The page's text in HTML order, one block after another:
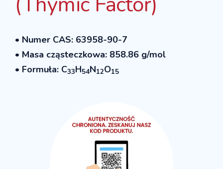
• Numer CAS: 63958-90-7
• Masa cząsteczkowa: 858.86 g/mol
• Formuła: C33H54N12O15